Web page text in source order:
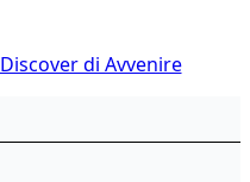
di Avvenire